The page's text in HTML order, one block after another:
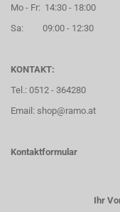
Mo - Fr: 14:30 - 18:00
Sa: 09:00 - 12:30
KONTAKT:
Tel.: 0512 - 364280
Email: shop@ramo.at
Kontaktformular
Ihr